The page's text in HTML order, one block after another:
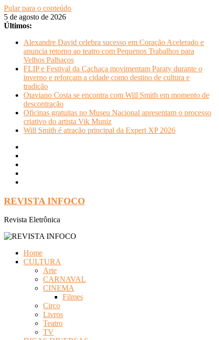
Pular para o conteúdo
5 de agosto de 2026
Últimos:
Alexandre David celebra sucesso em Coração Acelerado e
anuncia retorno ao teatro com Pequenos Trabalhos para
Velhos Palhaços
FLIP e Festival da Cachaça movimentam Paraty durante o
inverno e reforçam a cidade como destino de cultura e
tradição
Otaviano Costa se encontra com Will Smith em momento de
descontração
Oficinas gratuitas no Museu Nacional apresentam o processo
criativo do artista Vik Muniz
Will Smith é atração principal da Expert XP 2026
REVISTA INFOCO
Revista Eletrônica
Home
CULTURA
Arte
CARNAVAL
CINEMA
Filmes
Circo
Livros
Teatro
TV